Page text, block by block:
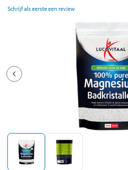
Schrijf als eerste een review